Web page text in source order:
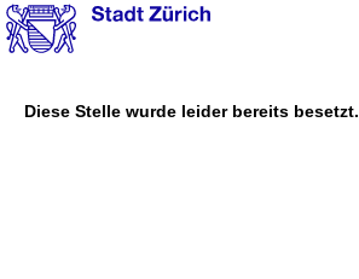
Diese Stelle wurde leider bereits besetzt.